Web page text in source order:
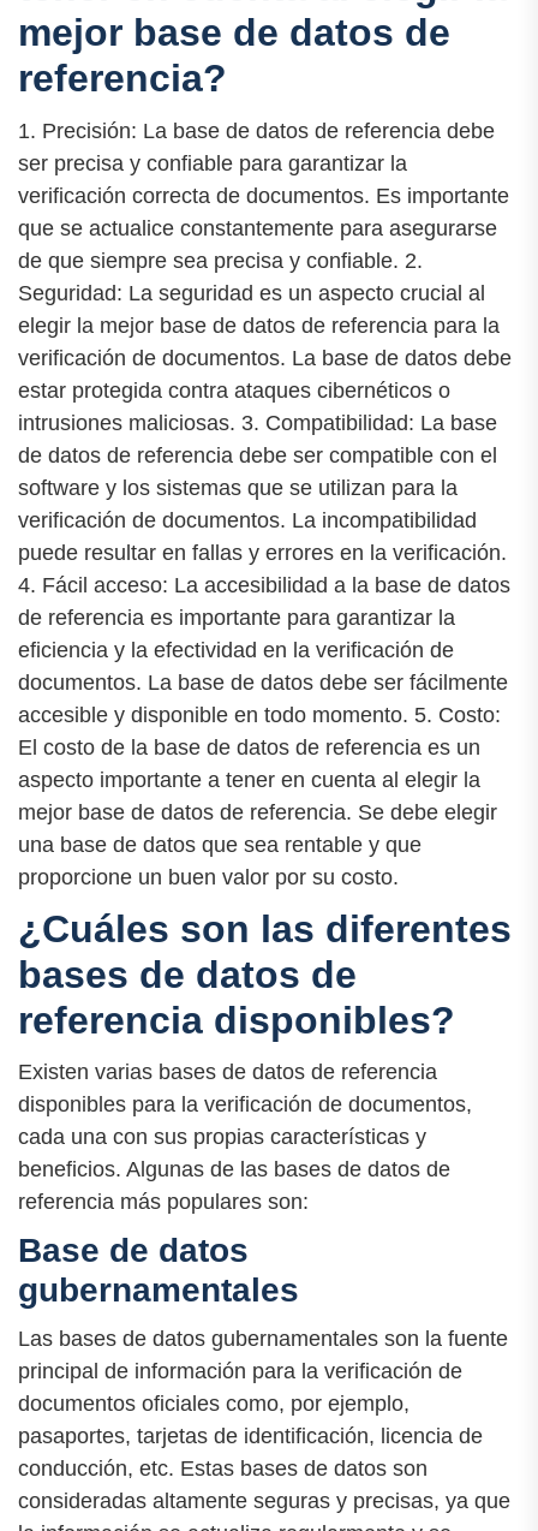
mejor base de datos de
referencia?
1. Precisión: La base de datos de referencia debe
ser precisa y confiable para garantizar la
verificación correcta de documentos. Es importante
que se actualice constantemente para asegurarse
de que siempre sea precisa y confiable. 2.
Seguridad: La seguridad es un aspecto crucial al
elegir la mejor base de datos de referencia para la
verificación de documentos. La base de datos debe
estar protegida contra ataques cibernéticos o
intrusiones maliciosas. 3. Compatibilidad: La base
de datos de referencia debe ser compatible con el
software y los sistemas que se utilizan para la
verificación de documentos. La incompatibilidad
puede resultar en fallas y errores en la verificación.
4. Fácil acceso: La accesibilidad a la base de datos
de referencia es importante para garantizar la
eficiencia y la efectividad en la verificación de
documentos. La base de datos debe ser fácilmente
accesible y disponible en todo momento. 5. Costo:
El costo de la base de datos de referencia es un
aspecto importante a tener en cuenta al elegir la
mejor base de datos de referencia. Se debe elegir
una base de datos que sea rentable y que
proporcione un buen valor por su costo.
¿Cuáles son las diferentes
bases de datos de
referencia disponibles?
Existen varias bases de datos de referencia
disponibles para la verificación de documentos,
cada una con sus propias características y
beneficios. Algunas de las bases de datos de
referencia más populares son:
Base de datos
gubernamentales
Las bases de datos gubernamentales son la fuente
principal de información para la verificación de
documentos oficiales como, por ejemplo,
pasaportes, tarjetas de identificación, licencia de
conducción, etc. Estas bases de datos son
consideradas altamente seguras y precisas, ya que